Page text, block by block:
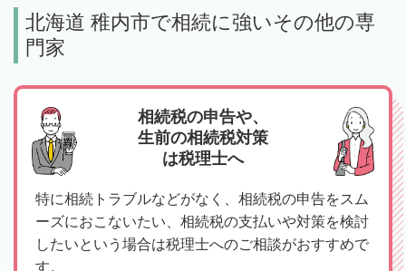
北海道 稚内市で相続に強いその他の専
門家
相続税の申告や、
生前の相続税対策
は税理士へ
特に相続トラブルなどがなく、相続税の申告をスム
ーズにおこないたい、相続税の支払いや対策を検討
したいという場合は税理士へのご相談がおすすめで
す。